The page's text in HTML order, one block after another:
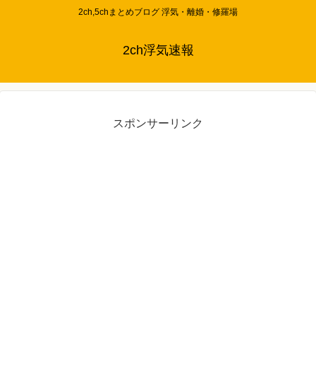
2ch,5chまとめブログ 浮気・離婚・修羅場
2ch浮気速報
スポンサーリンク